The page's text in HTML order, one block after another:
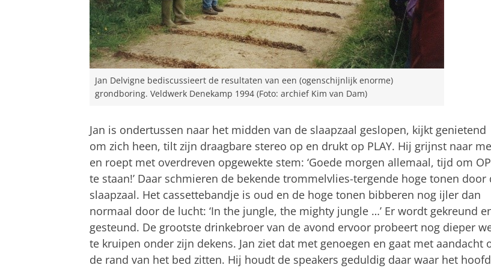
Jan Delvigne bediscussieert de resultaten van een (ogenschijnlijk enorme)
grondboring. Veldwerk Denekamp 1994 (Foto: archief Kim van Dam)
Jan is ondertussen naar het midden van de slaapzaal geslopen, kijkt genietend
om zich heen, tilt zijn draagbare stereo op en drukt op PLAY. Hij grijnst naar me
en roept met overdreven opgewekte stem: ‘Goede morgen allemaal, tijd om OP
te staan!’ Daar schmieren de bekende trommelvlies-tergende hoge tonen door
slaapzaal. Het cassettebandje is oud en de hoge tonen bibberen nog ijler dan
normaal door de lucht: ‘In the jungle, the mighty jungle …’ Er wordt gekreund
gesteund. De grootste drinkebroer van de avond ervoor probeert nog dieper
te kruipen onder zijn dekens. Jan ziet dat met genoegen en gaat met aandacht
de rand van het bed zitten. Hij houdt de speakers geduldig daar waar het hoofd